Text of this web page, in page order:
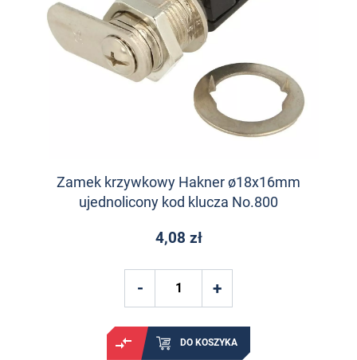
Zamek krzywkowy Hakner ø18x16mm
ujednolicony kod klucza No.800
4,08 zł
DO KOSZYKA